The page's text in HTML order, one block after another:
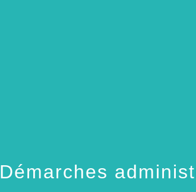
Démarches